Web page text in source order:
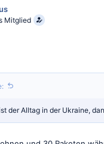
Mitglied
der Alltag in der Ukraine,